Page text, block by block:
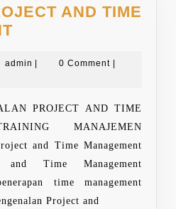
AND TIME
TRAINING
AND
MANAGEMENT
admin admin
| 0 Comment |
PROJECT AND TIME
MANAJEMEN
and Time Management
and Time Management
time management
Project and